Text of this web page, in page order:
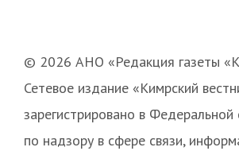
© 2026 АНО «Редакция газеты
Сетевое издание «Кимрский
зарегистрировано в Федеральной
по надзору в сфере связи,